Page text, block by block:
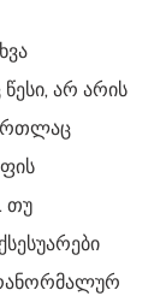
არ არის
თუ